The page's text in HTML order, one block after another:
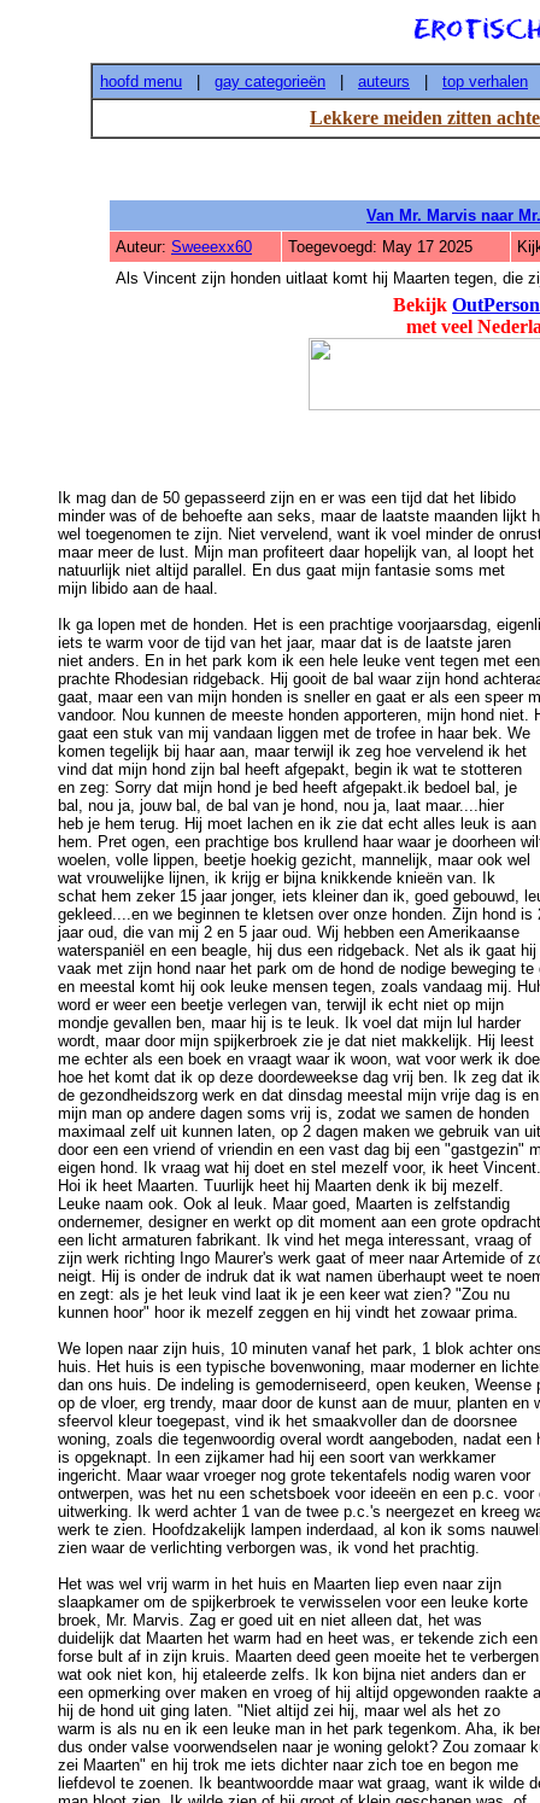
hoofd menu gay categorieën auteurs top verhalen
Lekkere meiden zitten
Van Mr. Marvis naar
Auteur: Sweeexx60 Toegevoegd: May 17 2025
Als Vincent zijn honden uitlaat komt hij Maarten tegen, die
Bekijk
met veel
Ik mag dan de 50 gepasseerd zijn en er was een tijd dat het libido
minder was of de behoefte aan seks, maar de laatste maanden lijkt
wel toegenomen te zijn. Niet vervelend, want ik voel minder de
maar meer de lust. Mijn man profiteert daar hopelijk van, al loopt het
natuurlijk niet altijd parallel. En dus gaat mijn fantasie soms met
mijn libido aan de haal.
Ik ga lopen met de honden. Het is een prachtige voorjaarsdag,
iets te warm voor de tijd van het jaar, maar dat is de laatste jaren
niet anders. En in het park kom ik een hele leuke vent tegen met
prachte Rhodesian ridgeback. Hij gooit de bal waar zijn hond
gaat, maar een van mijn honden is sneller en gaat er als een speer
vandoor. Nou kunnen de meeste honden apporteren, mijn hond niet.
gaat een stuk van mij vandaan liggen met de trofee in haar bek. We
komen tegelijk bij haar aan, maar terwijl ik zeg hoe vervelend ik het
vind dat mijn hond zijn bal heeft afgepakt, begin ik wat te stotteren
en zeg: Sorry dat mijn hond je bed heeft afgepakt.ik bedoel bal, je
bal, nou ja, jouw bal, de bal van je hond, nou ja, laat maar....hier
heb je hem terug. Hij moet lachen en ik zie dat echt alles leuk is aan
hem. Pret ogen, een prachtige bos krullend haar waar je doorheen
woelen, volle lippen, beetje hoekig gezicht, mannelijk, maar ook wel
wat vrouwelijke lijnen, ik krijg er bijna knikkende knieën van. Ik
schat hem zeker 15 jaar jonger, iets kleiner dan ik, goed gebouwd,
gekleed....en we beginnen te kletsen over onze honden. Zijn hond
jaar oud, die van mij 2 en 5 jaar oud. Wij hebben een Amerikaanse
waterspaniël en een beagle, hij dus een ridgeback. Net als ik gaat hij
vaak met zijn hond naar het park om de hond de nodige beweging
en meestal komt hij ook leuke mensen tegen, zoals vandaag mij.
word er weer een beetje verlegen van, terwijl ik echt niet op mijn
mondje gevallen ben, maar hij is te leuk. Ik voel dat mijn lul harder
wordt, maar door mijn spijkerbroek zie je dat niet makkelijk. Hij leest
me echter als een boek en vraagt waar ik woon, wat voor werk ik
hoe het komt dat ik op deze doordeweekse dag vrij ben. Ik zeg dat
de gezondheidszorg werk en dat dinsdag meestal mijn vrije dag is
mijn man op andere dagen soms vrij is, zodat we samen de honden
maximaal zelf uit kunnen laten, op 2 dagen maken we gebruik van
door een een vriend of vriendin en een vast dag bij een "gastgezin"
eigen hond. Ik vraag wat hij doet en stel mezelf voor, ik heet
Hoi ik heet Maarten. Tuurlijk heet hij Maarten denk ik bij mezelf.
Leuke naam ook. Ook al leuk. Maar goed, Maarten is zelfstandig
ondernemer, designer en werkt op dit moment aan een grote
een licht armaturen fabrikant. Ik vind het mega interessant, vraag of
zijn werk richting Ingo Maurer's werk gaat of meer naar Artemide of
neigt. Hij is onder de indruk dat ik wat namen überhaupt weet te
en zegt: als je het leuk vind laat ik je een keer wat zien? "Zou nu
kunnen hoor" hoor ik mezelf zeggen en hij vindt het zowaar prima.
We lopen naar zijn huis, 10 minuten vanaf het park, 1 blok achter
huis. Het huis is een typische bovenwoning, maar moderner en
dan ons huis. De indeling is gemoderniseerd, open keuken, Weense
op de vloer, erg trendy, maar door de kunst aan de muur, planten en
sfeervol kleur toegepast, vind ik het smaakvoller dan de doorsnee
woning, zoals die tegenwoordig overal wordt aangeboden, nadat
is opgeknapt. In een zijkamer had hij een soort van werkkamer
ingericht. Maar waar vroeger nog grote tekentafels nodig waren voor
ontwerpen, was het nu een schetsboek voor ideeën en een p.c.
uitwerking. Ik werd achter 1 van de twee p.c.'s neergezet en kreeg
werk te zien. Hoofdzakelijk lampen inderdaad, al kon ik soms
zien waar de verlichting verborgen was, ik vond het prachtig.
Het was wel vrij warm in het huis en Maarten liep even naar zijn
slaapkamer om de spijkerbroek te verwisselen voor een leuke korte
broek, Mr. Marvis. Zag er goed uit en niet alleen dat, het was
duidelijk dat Maarten het warm had en heet was, er tekende zich
forse bult af in zijn kruis. Maarten deed geen moeite het te
wat ook niet kon, hij etaleerde zelfs. Ik kon bijna niet anders dan er
een opmerking over maken en vroeg of hij altijd opgewonden raakte
hij de hond uit ging laten. "Niet altijd zei hij, maar wel als het zo
warm is als nu en ik een leuke man in het park tegenkom. Aha, ik
dus onder valse voorwendselen naar je woning gelokt? Zou zomaar
zei Maarten" en hij trok me iets dichter naar zich toe en begon me
liefdevol te zoenen. Ik beantwoordde maar wat graag, want ik wilde